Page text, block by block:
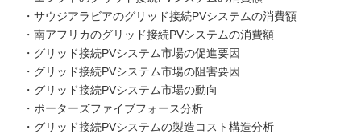
・サウジアラビアのグリッド接続PVシステムの消費額
・南アフリカのグリッド接続PVシステムの消費額
・グリッド接続PVシステム市場の促進要因
・グリッド接続PVシステム市場の阻害要因
・グリッド接続PVシステム市場の動向
・ポーターズファイブフォース分析
・グリッド接続PVシステムの製造コスト構造分析